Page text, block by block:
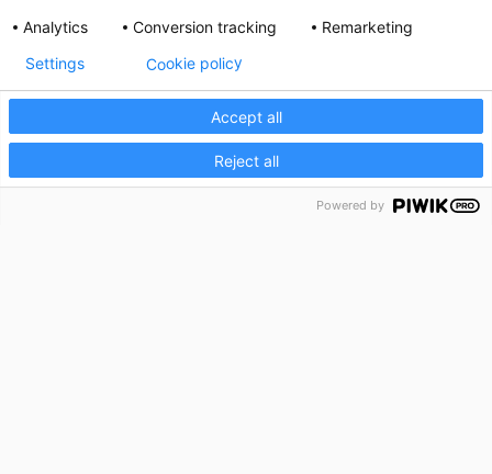
Analytics
Conversion tracking Remarketing
Accept all
Reject all
Settings Cookie policy
Powered by